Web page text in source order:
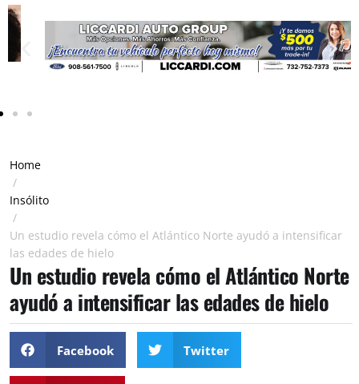
Home
/
Insólito
/
Un estudio revela cómo el Atlántico Norte ayudó a intensificar
las edades de hielo
Un estudio revela cómo el Atlántico Norte
ayudó a intensificar las edades de hielo
Facebook Twitter